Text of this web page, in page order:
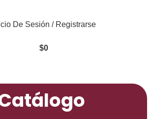
De Sesión / Registrarse
$0